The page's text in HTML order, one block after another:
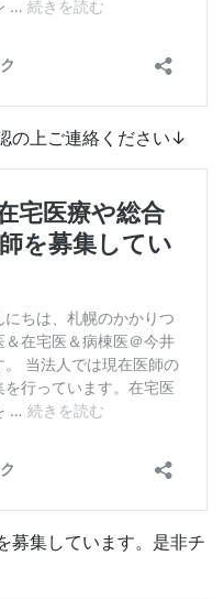
の上ご連絡ください↓
募集しています。是非チ